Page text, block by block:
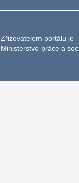
Zřizovatelem portálu je
Ministerstvo práce a